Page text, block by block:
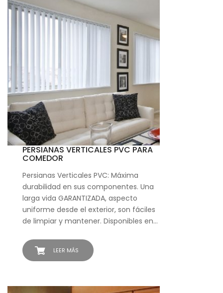
LEER MÁS
PERSIANAS VERTICALES PVC PARA
COMEDOR
Persianas Verticales PVC: Máxima
durabilidad en sus componentes. Una
larga vida GARANTIZADA, aspecto
uniforme desde el exterior, son fáciles
de limpiar y mantener. Disponibles en…